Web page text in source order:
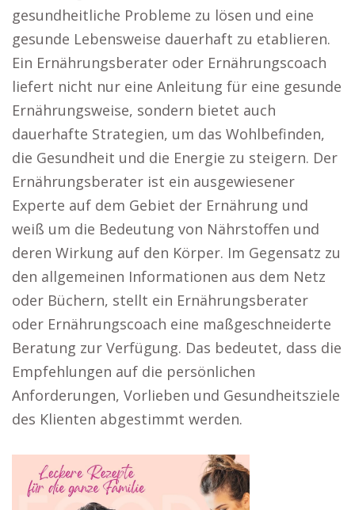
gesundheitliche Probleme zu lösen und eine
gesunde Lebensweise dauerhaft zu etablieren.
Ein Ernährungsberater oder Ernährungscoach
liefert nicht nur eine Anleitung für eine gesunde
Ernährungsweise, sondern bietet auch
dauerhafte Strategien, um das Wohlbefinden,
die Gesundheit und die Energie zu steigern. Der
Ernährungsberater ist ein ausgewiesener
Experte auf dem Gebiet der Ernährung und
weiß um die Bedeutung von Nährstoffen und
deren Wirkung auf den Körper. Im Gegensatz zu
den allgemeinen Informationen aus dem Netz
oder Büchern, stellt ein Ernährungsberater
oder Ernährungscoach eine maßgeschneiderte
Beratung zur Verfügung. Das bedeutet, dass die
Empfehlungen auf die persönlichen
Anforderungen, Vorlieben und Gesundheitsziele
des Klienten abgestimmt werden.